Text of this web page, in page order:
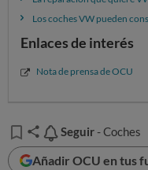
Los coches VW pueden
Enlaces de interés
Nota de prensa de OCU
Seguir
Seguir - Coches
Añadir OCU en tus